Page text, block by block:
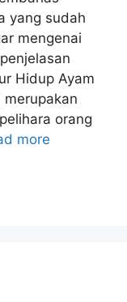
yang sudah
mengenai
Hidup Ayam
merupakan
orang
more